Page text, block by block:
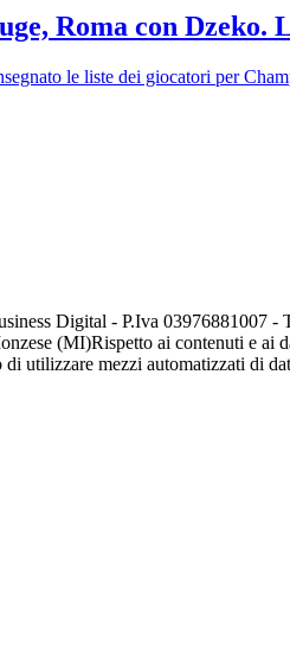
Roma con Dzeko.
le liste dei giocatori per
Digital - P.Iva 03976881007 -
(MI)Rispetto ai contenuti e ai
utilizzare mezzi automatizzati di